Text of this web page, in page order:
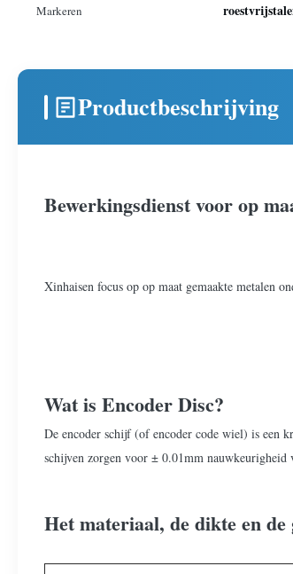
Markeren
Productbeschrijving
Bewerkingsdienst voor op
Xinhaisen focus op op maat gemaakte metalen
Wat is Encoder Disc?
De encoder schijf (of encoder code wiel) is een
schijven zorgen voor ± 0.01mm nauwkeurigheid
Het materiaal, de dikte en